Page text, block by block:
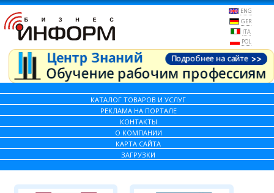
ENG
GER
ITA
POL
КАТАЛОГ ТОВАРОВ И УСЛУГ
РЕКЛАМА НА ПОРТАЛЕ
КОНТАКТЫ
О КОМПАНИИ
КАРТА САЙТА
ЗАГРУЗКИ